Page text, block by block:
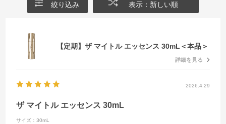
絞り込み 表示：新しい順
【定期】ザ マイトル エッセンス 30mL＜本品＞
詳細を見る
2026.4.29
ザ マイトル エッセンス 30mL
サイズ：30mL